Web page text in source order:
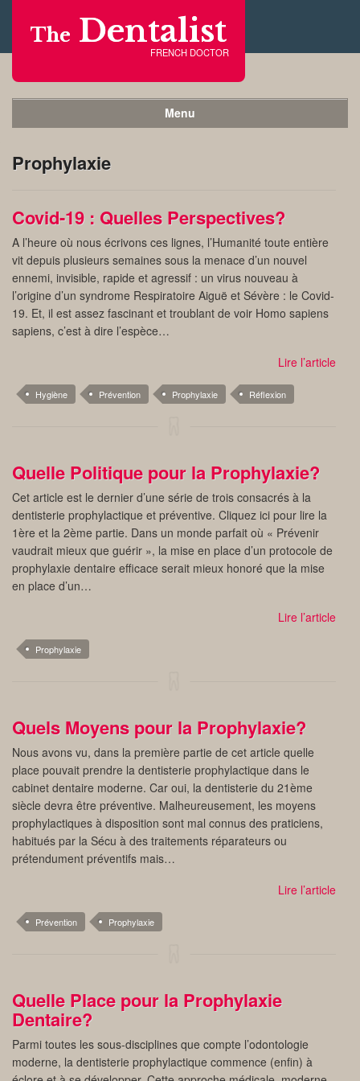
The Dentalist
FRENCH DOCTOR
Menu
Prophylaxie
Covid-19 : Quelles Perspectives?
A l’heure où nous écrivons ces lignes, l’Humanité toute entière
vit depuis plusieurs semaines sous la menace d’un nouvel
ennemi, invisible, rapide et agressif : un virus nouveau à
l’origine d’un syndrome Respiratoire Aiguë et Sévère : le Covid-
19. Et, il est assez fascinant et troublant de voir Homo sapiens
sapiens, c’est à dire l’espèce…
Lire l’article
Hygiène Prévention Prophylaxie Réflexion
Quelle Politique pour la Prophylaxie?
Cet article est le dernier d’une série de trois consacrés à la
dentisterie prophylactique et préventive. Cliquez ici pour lire la
1ère et la 2ème partie. Dans un monde parfait où « Prévenir
vaudrait mieux que guérir », la mise en place d’un protocole de
prophylaxie dentaire efficace serait mieux honoré que la mise
en place d’un…
Lire l’article
Prophylaxie
Quels Moyens pour la Prophylaxie?
Nous avons vu, dans la première partie de cet article quelle
place pouvait prendre la dentisterie prophylactique dans le
cabinet dentaire moderne. Car oui, la dentisterie du 21ème
siècle devra être préventive. Malheureusement, les moyens
prophylactiques à disposition sont mal connus des praticiens,
habitués par la Sécu à des traitements réparateurs ou
prétendument préventifs mais…
Lire l’article
Prévention Prophylaxie
Quelle Place pour la Prophylaxie
Dentaire?
Parmi toutes les sous-disciplines que compte l’odontologie
moderne, la dentisterie prophylactique commence (enfin) à